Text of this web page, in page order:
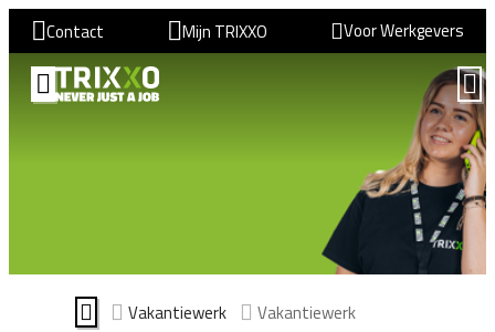
Contact Mijn TRIXXO Voor Werkgevers
Vakantiewerk Vakantiewerk